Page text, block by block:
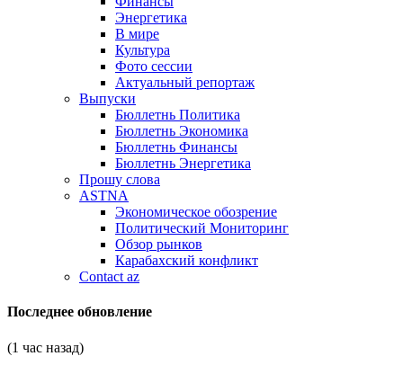
Энергетика
В мире
Культура
Фото сессии
Актуальный репортаж
Выпуски
Бюллетнь Политика
Бюллетнь Экономика
Бюллетнь Финансы
Бюллетнь Энергетика
Прошу слова
ASTNA
Экономическое обозрение
Политический Мониторинг
Обзор рынков
Карабахский конфликт
Contact az
Последнее обновление
(1 час назад)